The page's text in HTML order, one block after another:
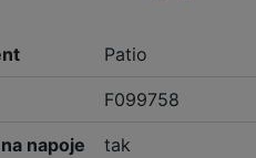
Patio
F099758
napoje tak